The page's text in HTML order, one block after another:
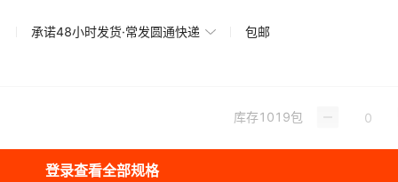
承诺48小时发货·常发圆通快递 包邮
库存1019包
登录查看全部规格